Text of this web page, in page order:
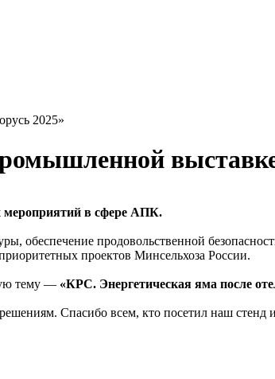
2025»
мероприятий в сфере АПК.
обеспечение продовольственной
проектов Минсельхоза России.
тему — «КРС. Энергетическая яма после
Спасибо всем, кто посетил наш стенд